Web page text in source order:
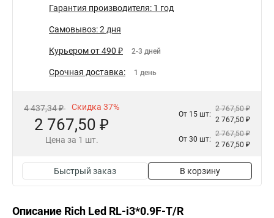
Гарантия производителя: 1 год
Самовывоз: 2 дня
Курьером от 490 ₽ 2-3 дней
Срочная доставка: 1 день
4 437,34 ₽ Скидка 37%
2 767,50 ₽
Цена за 1 шт.
От 15 шт:
2 767,50 ₽
2 767,50 ₽
От 30 шт:
2 767,50 ₽
2 767,50 ₽
Быстрый заказ В корзину
Описание Rich Led RL-i3*0.9F-T/R